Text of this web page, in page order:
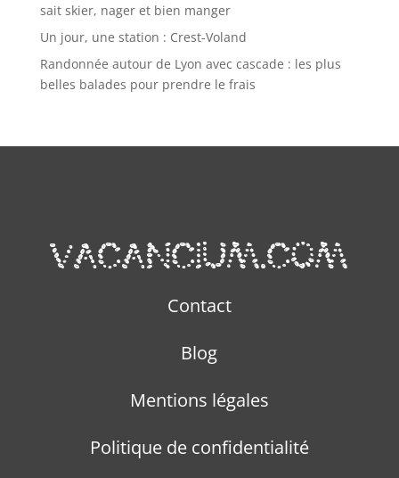
sait skier, nager et bien manger
Un jour, une station : Crest-Voland
Randonnée autour de Lyon avec cascade : les plus
belles balades pour prendre le frais
Contact
Blog
Mentions légales
Politique de confidentialité